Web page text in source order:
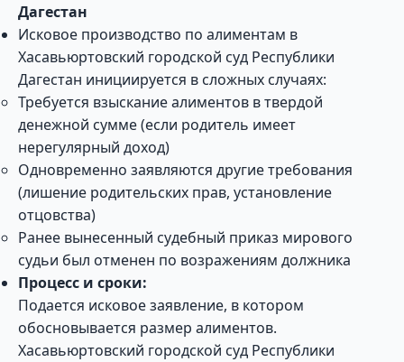
Дагестан
Исковое производство по алиментам в
Хасавьюртовский городской суд Республики
Дагестан инициируется в сложных случаях:
Требуется взыскание алиментов в твердой
денежной сумме (если родитель имеет
нерегулярный доход)
Одновременно заявляются другие требования
(лишение родительских прав, установление
отцовства)
Ранее вынесенный судебный приказ мирового
судьи был отменен по возражениям должника
Процесс и сроки:
Подается исковое заявление, в котором
обосновывается размер алиментов.
Хасавьюртовский городской суд Республики